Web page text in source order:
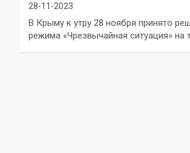
28-11-2023
В Крыму к утру 28 ноября принято
режима «Чрезвычайная ситуация» на